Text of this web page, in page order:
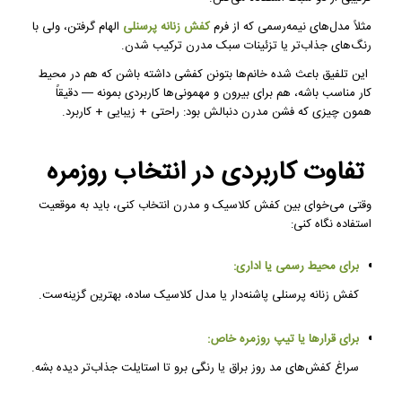
مثلاً مدل‌های نیمه‌رسمی که از فرمکفش زنانه پرسنلی الهام گرفتن، ولی با
رنگ‌های جذاب‌تر یا تزئینات سبک مدرن ترکیب شدن.
این تلفیق باعث شده خانم‌ها بتونن کفشی داشته باشن که هم در محیط
کار مناسب باشه، هم برای بیرون و مهمونی‌ها کاربردی بمونه — دقیقاً
همون چیزی که فشن مدرن دنبالش بود: راحتی + زیبایی + کاربرد.
تفاوت کاربردی در انتخاب روزمره
وقتی می‌خوای بین کفش کلاسیک و مدرن انتخاب کنی، باید به موقعیت
استفاده نگاه کنی:
برای محیط رسمی یا اداری:
کفش زنانه پرسنلی پاشنه‌دار یا مدل کلاسیک ساده، بهترین گزینه‌ست.
برای قرارها یا تیپ روزمره خاص:
سراغ کفش‌های مد روز براق یا رنگی برو تا استایلت جذاب‌تر دیده بشه.